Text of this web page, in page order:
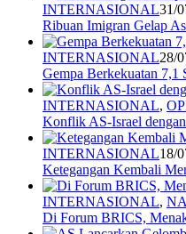
INTERNASIONAL31/
Ribuan Imigran Gelap
INTERNASIONAL28/
Gempa Berkekuatan 7,1
INTERNASIONAL,
Konflik AS-Israel
INTERNASIONAL18/
Ketegangan Kembali
INTERNASIONAL,
Di Forum BRICS,